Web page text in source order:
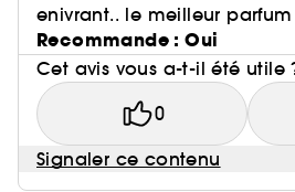
enivrant.. le meilleur parfum
Recommande : Oui
Cet avis vous a-t-il été utile
0
Signaler ce contenu